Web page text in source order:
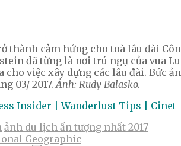
thành cảm hứng cho toà lâu đài
đã từng là nơi trú ngụ của vua
cho việc xây dựng các lâu đài. Bức
03/ 2017.Ảnh: Rudy Balasko.
Insider | Wanderlust Tips | Cinet
ảnh du lịch ấn tượng nhất 2017
Geographic